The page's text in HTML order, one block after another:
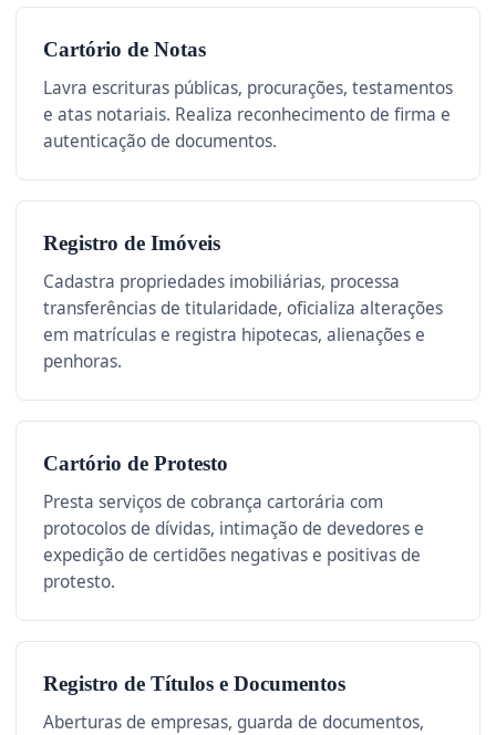
Cartório de Notas
Lavra escrituras públicas, procurações, testamentos
e atas notariais. Realiza reconhecimento de firma e
autenticação de documentos.
Registro de Imóveis
Cadastra propriedades imobiliárias, processa
transferências de titularidade, oficializa alterações
em matrículas e registra hipotecas, alienações e
penhoras.
Cartório de Protesto
Presta serviços de cobrança cartorária com
protocolos de dívidas, intimação de devedores e
expedição de certidões negativas e positivas de
protesto.
Registro de Títulos e Documentos
Aberturas de empresas, guarda de documentos,